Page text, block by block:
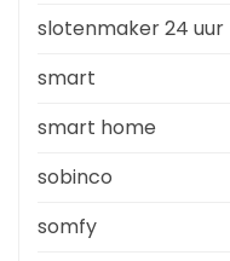
slotenmaker 24 uur
smart
smart home
sobinco
somfy